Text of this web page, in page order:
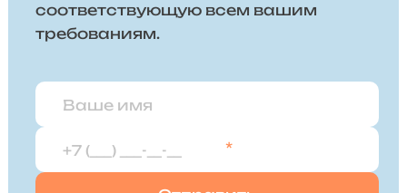
соответствующую всем вашим
требованиям.
*